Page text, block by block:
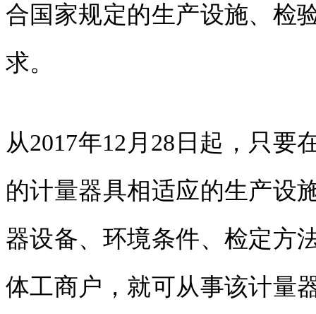
合国家规定的生产设施、检
求。
从2017年12月28日起，只
的计量器具相适应的生产设
器设备、环境条件、检定方
体工商户，就可从事该计量